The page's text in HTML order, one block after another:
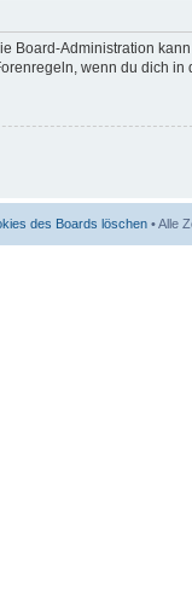
Board-Administration
wenn du dich in
des Boards löschen • Alle